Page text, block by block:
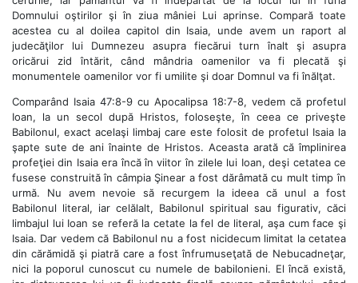
Domnului oştirilor şi în ziua mâniei Lui aprinse. Compară toate
acestea cu al doilea capitol din Isaia, unde avem un raport al
judecăţilor lui Dumnezeu asupra fiecărui turn înalt şi asupra
oricărui zid întărit, când mândria oamenilor va fi plecată şi
monumentele oamenilor vor fi umilite şi doar Domnul va fi înălţat.
Comparând Isaia 47:8-9 cu Apocalipsa 18:7-8, vedem că profetul
Ioan, la un secol după Hristos, foloseşte, în ceea ce priveşte
Babilonul, exact acelaşi limbaj care este folosit de profetul Isaia la
şapte sute de ani înainte de Hristos. Aceasta arată că împlinirea
profeţiei din Isaia era încă în viitor în zilele lui Ioan, deşi cetatea ce
fusese construită în câmpia Şinear a fost dărâmată cu mult timp în
urmă. Nu avem nevoie să recurgem la ideea că unul a fost
Babilonul literal, iar celălalt, Babilonul spiritual sau figurativ, căci
limbajul lui Ioan se referă la cetate la fel de literal, aşa cum face şi
Isaia. Dar vedem că Babilonul nu a fost nicidecum limitat la cetatea
din cărămidă şi piatră care a fost înfrumuseţată de Nebucadneţar,
nici la poporul cunoscut cu numele de babilonieni. El încă există,